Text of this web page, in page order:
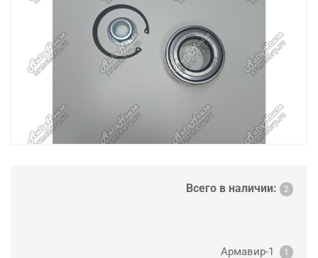
Всего в наличии: 2
Армавир-1 1